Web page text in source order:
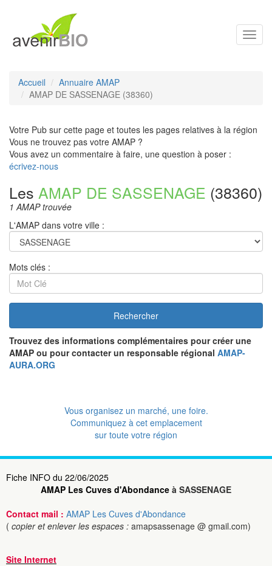
Accueil
Annuaire AMAP
AMAP DE SASSENAGE (38360)
Votre Pub sur cette page et toutes les pages relatives à la région
Vous ne trouvez pas votre AMAP ?
Vous avez un commentaire à faire, une question à poser :
écrivez-nous
Les AMAP DE SASSENAGE (38360)
1 AMAP trouvée
L'AMAP dans votre ville :
Mots clés :
Rechercher
Trouvez des informations complémentaires pour créer une
AMAP ou pour contacter un responsable régional AMAP-
AURA.ORG
Vous organisez un marché, une foire.
Communiquez à cet emplacement
sur toute votre région
Fiche INFO du 22/06/2025
AMAP Les Cuves d'Abondance à SASSENAGE
Contact mail : AMAP Les Cuves d'Abondance
( copier et enlever les espaces : amapsassenage @ gmail.com)
Site Internet